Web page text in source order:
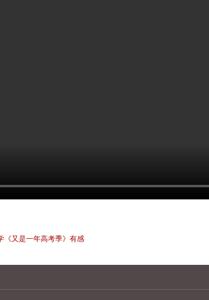
《又是一年高考季》有感